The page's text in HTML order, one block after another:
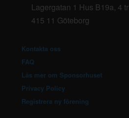
Lagergatan 1 Hus B19a, 4 tr
415 11 Göteborg
Kontakta oss
FAQ
Läs mer om Sponsorhuset
Privacy Policy
Registrera ny förening